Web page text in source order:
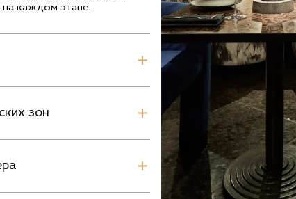
на каждом этапе.
зон